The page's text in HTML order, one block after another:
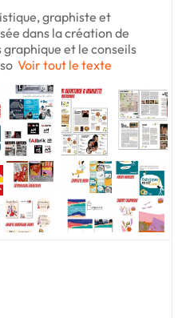
graphiste et
dans la création de
et le conseils
Voir tout le texte